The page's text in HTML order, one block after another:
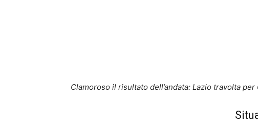
Clamoroso il risultato dell’andata: Lazio travolta per